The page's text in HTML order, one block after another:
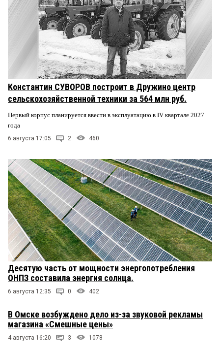
Константин СУВОРОВ построит в Дружино центр
сельскохозяйственной техники за 564 млн руб.
Первый корпус планируется ввести в эксплуатацию в IV квартале 2027
года
6 августа 17:05 2 460
Десятую часть от мощности энергопотребления
ОНПЗ составила энергия солнца.
6 августа 12:35 0 402
В Омске возбуждено дело из-за звуковой рекламы
магазина «Смешные цены»
4 августа 16:20 3 1078